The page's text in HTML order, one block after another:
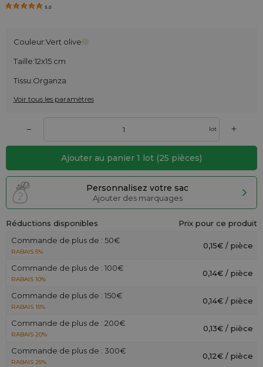
5.0
Couleur:Vert olive
Taille:12x15 cm
Tissu:Organza
Voir tous les paramètres
– lot +
Ajouter au panier 1 lot (25 pièces)
Personnalisez votre sac
Ajouter des marquages
Réductions disponibles
Prix pour ce produit
Commande de plus de : 50€
RABAIS 5%
0,15€ / pièce
Commande de plus de : 100€
RABAIS 10%
0,14€ / pièce
Commande de plus de : 150€
RABAIS 15%
0,14€ / pièce
Commande de plus de : 200€
RABAIS 20%
0,13€ / pièce
Commande de plus de : 300€
RABAIS 25%
0,12€ / pièce